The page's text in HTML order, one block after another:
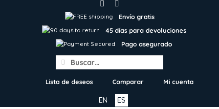
Envío gratis
45 días para devoluciones
Pago asegurado
Search
for:
Lista de deseos Comparar Mi cuenta
ES
EN